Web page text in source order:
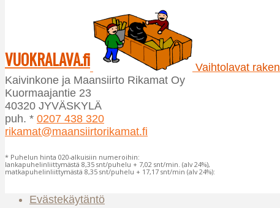
VUOKRALAVA.fi
Vaihtolavat
Kaivinkone ja Maansiirto Rikamat Oy
Kuormaajantie 23
40320 JYVÄSKYLÄ
puh. * 0207 438 320
rikamat@maansiirtorikamat.fi
* Puhelun hinta 020-alkuisiin numeroihin:
lankapuhelinliittymästä 8,35 snt/puhelu + 7,02 snt/min. (alv 24%),
matkapuhelinliittymästä 8,35 snt/puhelu + 17,17 snt/min (alv 24%):
Evästekäytäntö